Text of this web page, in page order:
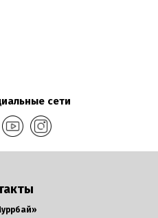
сети